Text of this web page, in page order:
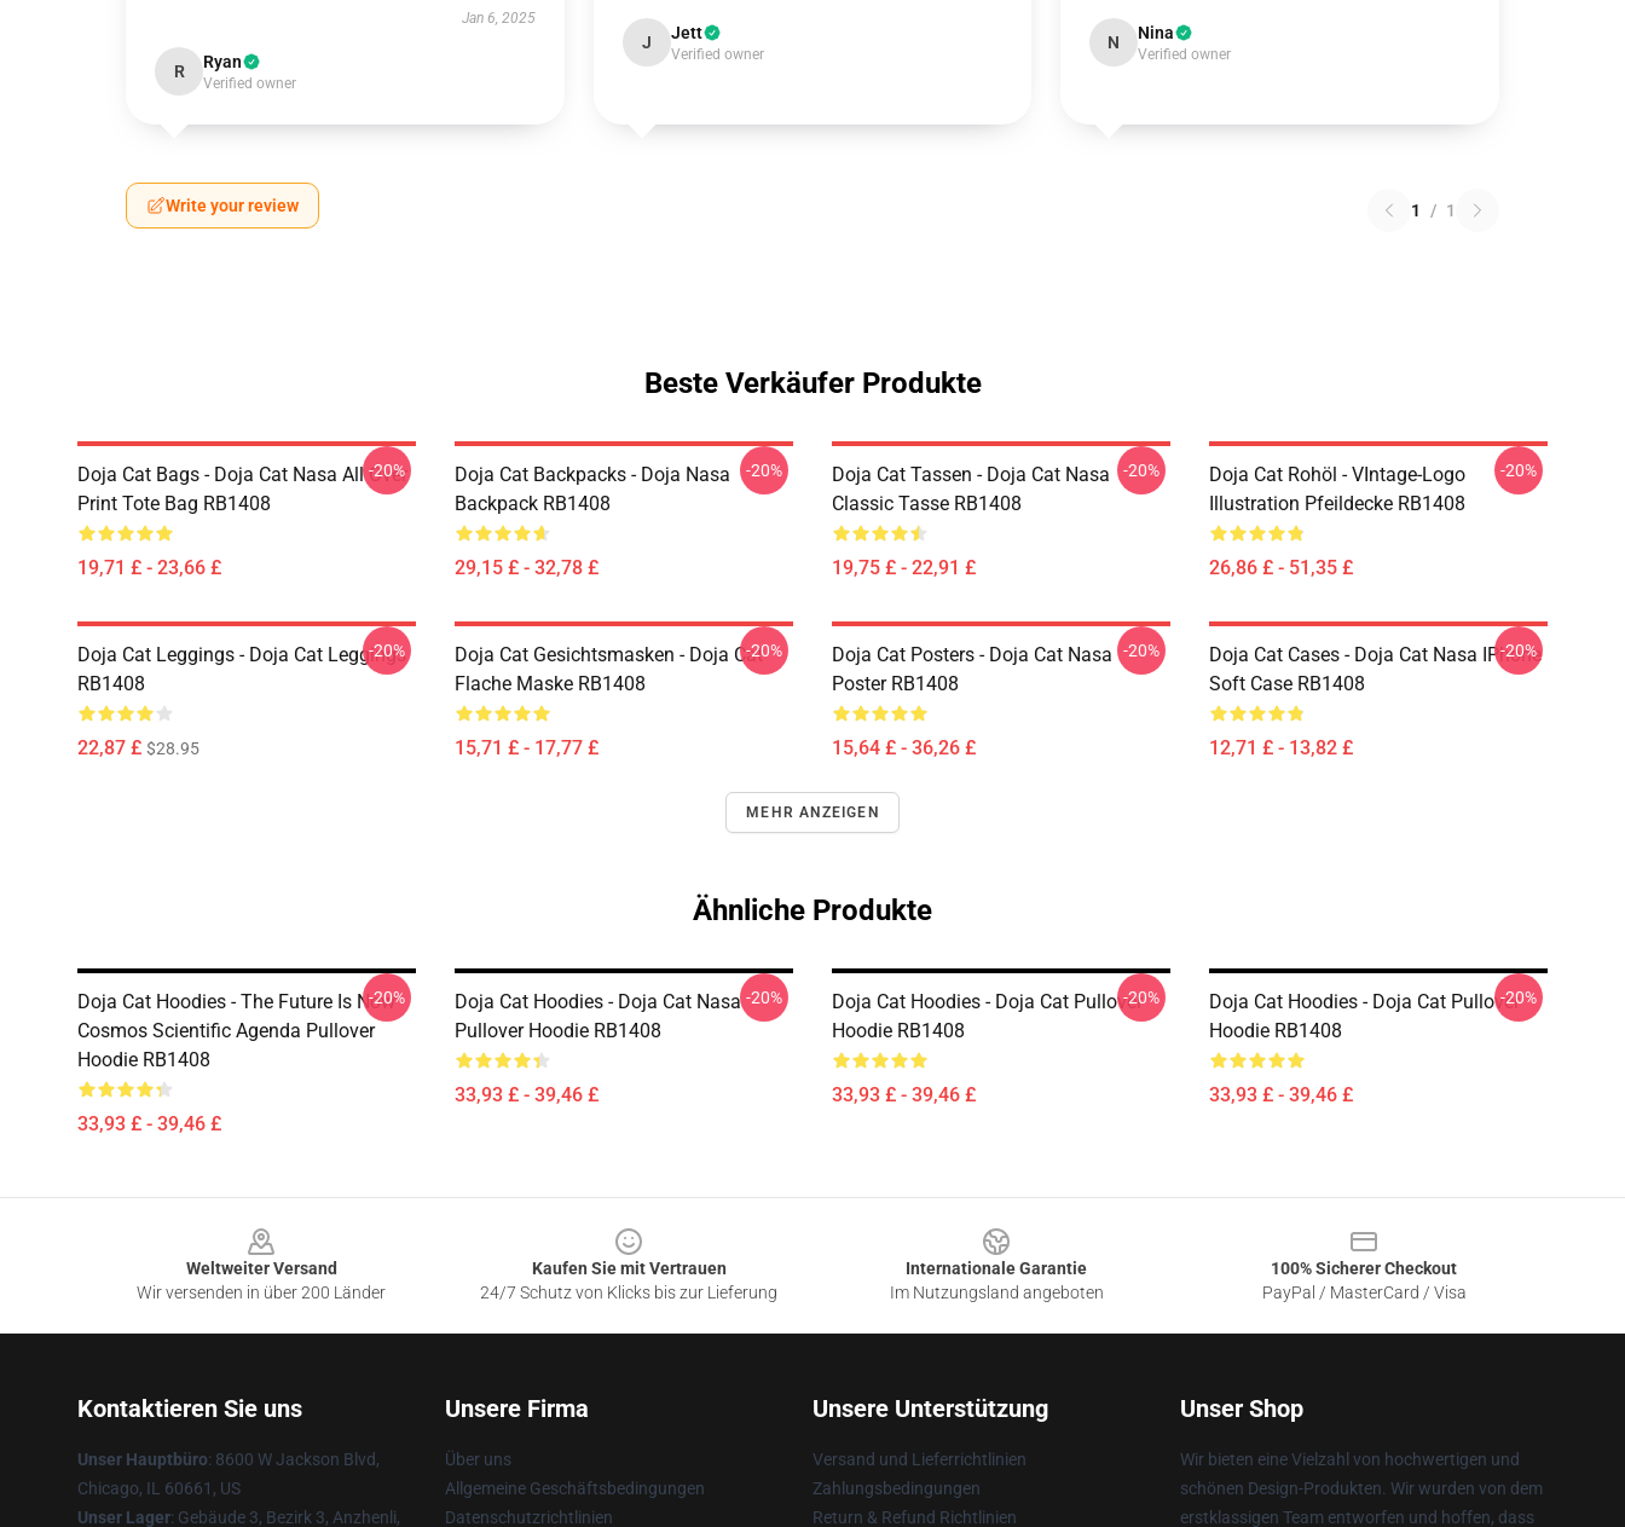
Jan 6, 2025
R Ryan
Verified owner
J Jett
Verified owner
N Nina
Verified owner
Write your review 1 / 1
Beste Verkäufer Produkte
Doja Cat Bags - Doja Cat Nasa All Over
Print Tote Bag RB1408
19,71 £ - 23,66 £
-20%
Doja Cat Backpacks - Doja Nasa
Backpack RB1408
29,15 £ - 32,78 £
-20%
Doja Cat Tassen - Doja Cat Nasa
Classic Tasse RB1408
19,75 £ - 22,91 £
-20%
Doja Cat Rohöl - VIntage-Logo
Illustration Pfeildecke RB1408
26,86 £ - 51,35 £
-20%
Doja Cat Leggings - Doja Cat Leggings
RB1408
22,87 £ $28.95
-20%
Doja Cat Gesichtsmasken - Doja Cat
Flache Maske RB1408
15,71 £ - 17,77 £
-20%
Doja Cat Posters - Doja Cat Nasa
Poster RB1408
15,64 £ - 36,26 £
-20%
Doja Cat Cases - Doja Cat Nasa IPhone
Soft Case RB1408
12,71 £ - 13,82 £
-20%
MEHR ANZEIGEN
Ähnliche Produkte
Doja Cat Hoodies - The Future Is Now
Cosmos Scientific Agenda Pullover
Hoodie RB1408
33,93 £ - 39,46 £
-20%
Doja Cat Hoodies - Doja Cat Nasa
Pullover Hoodie RB1408
33,93 £ - 39,46 £
-20%
Doja Cat Hoodies - Doja Cat Pullover
Hoodie RB1408
33,93 £ - 39,46 £
-20%
Doja Cat Hoodies - Doja Cat Pullover
Hoodie RB1408
33,93 £ - 39,46 £
-20%
Weltweiter Versand
Wir versenden in über 200 Länder
Kaufen Sie mit Vertrauen
24/7 Schutz von Klicks bis zur Lieferung
Internationale Garantie
Im Nutzungsland angeboten
100% Sicherer Checkout
PayPal / MasterCard / Visa
Kontaktieren Sie uns
Unser Hauptbüro: 8600 W Jackson Blvd,
Chicago, IL 60661, US
Unser Lager: Gebäude 3, Bezirk 3, Anzhenli,
Unsere Firma
Über uns
Allgemeine Geschäftsbedingungen
Datenschutzrichtlinien
Unsere Unterstützung
Versand und Lieferrichtlinien
Zahlungsbedingungen
Return & Refund Richtlinien
Unser Shop
Wir bieten eine Vielzahl von hochwertigen und
schönen Design-Produkten. Wir wurden von dem
erstklassigen Team entworfen und hoffen, dass